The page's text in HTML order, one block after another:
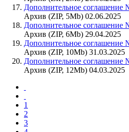
Дополнительное
Архив (ZIP, 5Mb) 02.06.2025
Дополнительное
Архив (ZIP, 6Mb) 29.04.2025
Дополнительное
Архив (ZIP, 10Mb) 31.03.2025
Дополнительное
Архив (ZIP, 12Mb) 04.03.2025
1
2
3